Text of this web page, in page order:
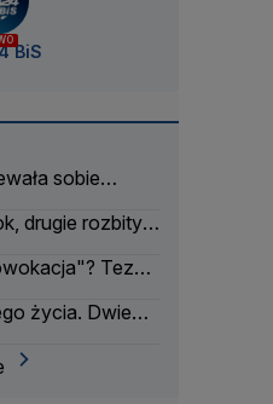
BiS
sobie
drugie rozbity
Teza
życia. Dwie